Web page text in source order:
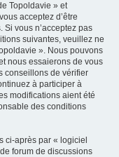
Topoldavie » et
acceptez d’être
vous n’acceptez pas
suivantes, veuillez ne
». Nous pouvons
nous essaierons de vous
conseillons de vérifier
à participer à
modifications aient été
des conditions
ci-après par « logiciel
forum de discussions